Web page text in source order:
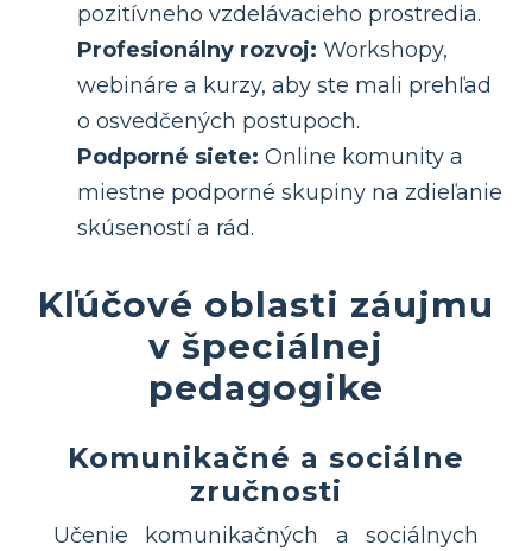
pozitívneho vzdelávacieho prostredia.
Profesionálny rozvoj: Workshopy,
webináre a kurzy, aby ste mali prehľad
o osvedčených postupoch.
Podporné siete: Online komunity a
miestne podporné skupiny na zdieľanie
skúseností a rád.
Kľúčové oblasti záujmu
v špeciálnej
pedagogike
Komunikačné a sociálne
zručnosti
Učenie komunikačných a sociálnych